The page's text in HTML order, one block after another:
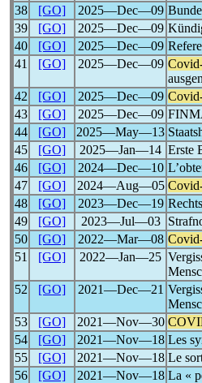
38
[GO] 2025―Dec―09
39
[GO] 2025―Dec―09
40
[GO] 2025―Dec―09
41
[GO] 2025―Dec―09
42 [GO] 2025―Dec―09
43
[GO] 2025―Dec―09
44
[GO] 2025―May―13
45
[GO] 2025―Jan―14 Erste
46
[GO] 2024―Dec―10
47
[GO] 2024―Aug―05
48
[GO] 2023―Dec―19
49
[GO] 2023―Jul―03
50
[GO] 2022―Mar―08
51
[GO] 2022―Jan―25
52 [GO] 2021―Dec―21
53 [GO] 2021―Nov―30
54
[GO] 2021―Nov―18 Les
55
[GO] 2021―Nov―18 Le
56
[GO] 2021―Nov―18 La «